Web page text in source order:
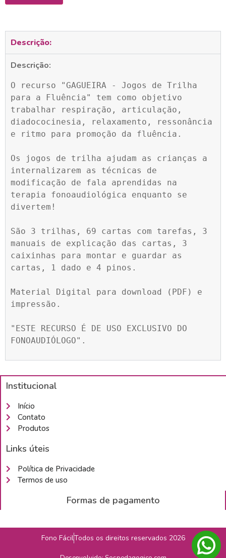
Descrição:
Descrição:
O recurso "GAGUEIRA - Jogos de Trilha
para a Fluência" tem como objetivo
trabalhar respiração, articulação,
diadococinesia, relaxamento, ressonância
e ritmo para promoção da fluência.
Os jogos de trilha ajudam as crianças a
internalizarem as técnicas de
modificação de fala aprendidas na
terapia fonoaudiológica enquanto se
divertem!
São 3 trilhas, 69 cartas com tarefas, 3
manuais de explicação das cartas, 3
caixinhas para montar e guardar as
cartas, 1 dado e 4 pinos.
Material Digital para download (PDF) e
impressão.
"ESTE RECURSO É DE USO EXCLUSIVO DO
FONOAUDIÓLOGO".
Institucional
Início
Contato
Produtos
Links úteis
Política de Privacidade
Termos de uso
Formas de pagamento
Fono FácilTodos os direitos reservados 2026